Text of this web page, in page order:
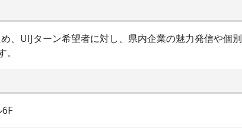
、UIJターン希望者に対し、県内企業の魅力発信や個